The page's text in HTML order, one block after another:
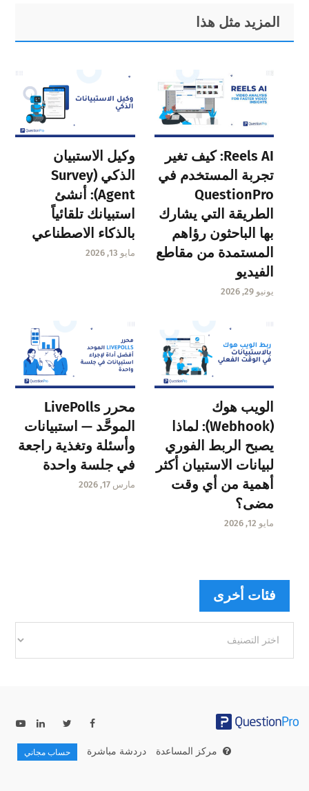
Primary
Sidebar
Footer
المزيد مثل هذا
Reels AI: كيف تغير
تجربة المستخدم في
QuestionPro
الطريقة التي يشارك
بها الباحثون رؤاهم
المستمدة من مقاطع
الفيديو
يونيو 29, 2026
وكيل الاستبيان
الذكي (Survey
Agent): أنشئ
استبيانك تلقائياً
بالذكاء الاصطناعي
مايو 13, 2026
الويب هوك
(Webhook): لماذا
يصبح الربط الفوري
لبيانات الاستبيان أكثر
أهمية من أي وقت
مضى؟
مايو 12, 2026
محرر LivePolls
الموحَّد — استبيانات
وأسئلة وتغذية راجعة
في جلسة واحدة
مارس 17, 2026
فئات أخرى
أخرى
مركز المساعدة دردشة مباشرة حساب مجاني